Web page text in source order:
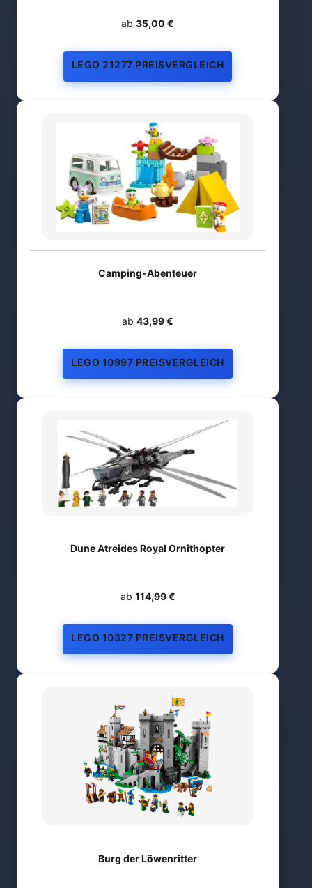
ab 35,00 €
LEGO 21277 PREISVERGLEICH
Camping-Abenteuer
ab 43,99 €
LEGO 10997 PREISVERGLEICH
Dune Atreides Royal Ornithopter
ab 114,99 €
LEGO 10327 PREISVERGLEICH
Burg der Löwenritter